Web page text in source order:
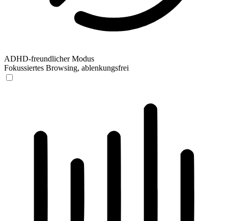
ADHD-freundlicher Modus
Fokussiertes Browsing, ablenkungsfrei